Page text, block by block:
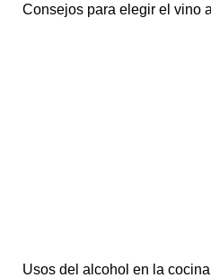
Consejos para elegir el vino
Usos del alcohol en la